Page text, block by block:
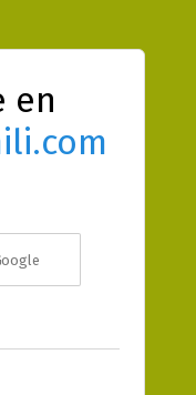
en